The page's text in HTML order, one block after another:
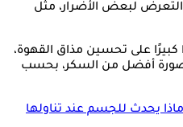
لبعض الأضرار، مثل
كبيرًا على تحسين مذاق القهوة،
أفضل من السكر، بحسب
يحدث للجسم عند تناولها